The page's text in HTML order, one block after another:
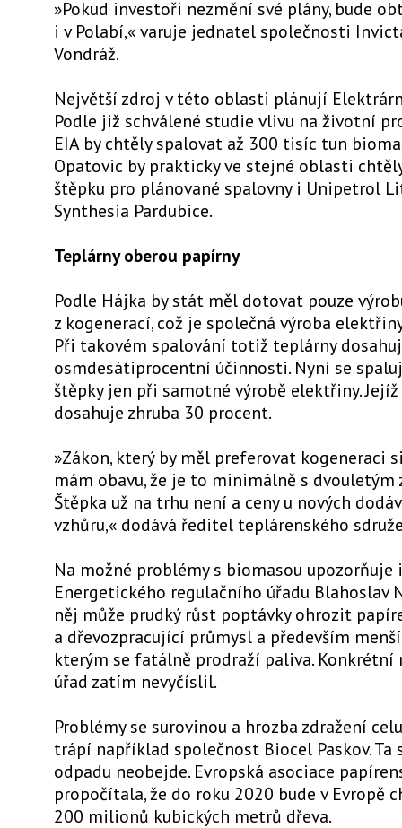
»Pokud investoři nezmění své plány, bude
i v Polabí,« varuje jednatel společnosti
Vondráž.
Největší zdroj v této oblasti plánují
Podle již schválené studie vlivu na životní
EIA by chtěly spalovat až 300 tisíc tun
Opatovic by prakticky ve stejné oblasti
štěpku pro plánované spalovny i Unipetrol
Synthesia Pardubice.
Teplárny oberou papírny
Podle Hájka by stát měl dotovat pouze
z kogenerací, což je společná výroba
Při takovém spalování totiž teplárny
osmdesátiprocentní účinnosti. Nyní se
štěpky jen při samotné výrobě elektřiny.
dosahuje zhruba 30 procent.
»Zákon, který by měl preferovat kogeneraci
mám obavu, že je to minimálně s dvouletým
Štěpka už na trhu není a ceny u nových
vzhůru,« dodává ředitel teplárenského
Na možné problémy s biomasou
Energetického regulačního úřadu Blahoslav
něj může prudký růst poptávky ohrozit
a dřevozpracující průmysl a především
kterým se fatálně prodraží paliva. Konkrétní
úřad zatím nevyčíslil.
Problémy se surovinou a hrozba zdražení
trápí například společnost Biocel Paskov. Ta
odpadu neobejde. Evropská asociace
propočítala, že do roku 2020 bude v Evropě
200 milionů kubických metrů dřeva.